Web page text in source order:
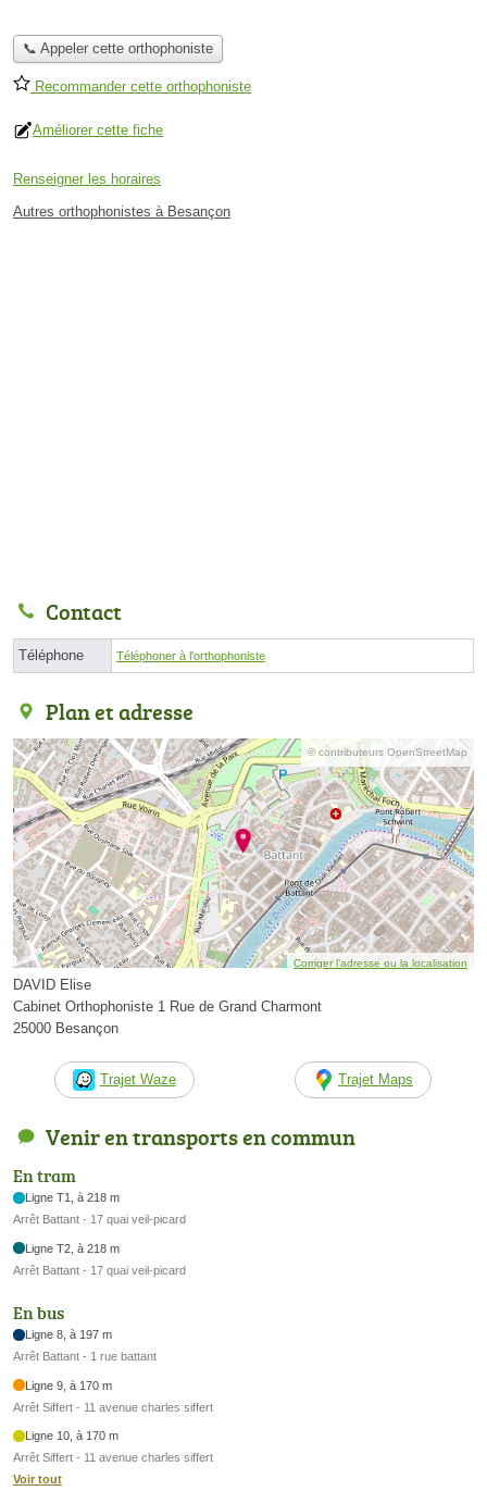
📞 Appeler cette orthophoniste
Recommander cette orthophoniste
Améliorer cette fiche
Renseigner les horaires
Autres orthophonistes à Besançon
Contact
Téléphone Téléphoner à l'orthophoniste
Plan et adresse
© contributeurs OpenStreetMap
Corriger l’adresse ou la localisation
DAVID Elise
Cabinet Orthophoniste 1 Rue de Grand Charmont
25000 Besançon
Trajet Waze Trajet Maps
Venir en transports en commun
En tram
Ligne T1, à 218 m
Arrêt Battant - 17 quai veil-picard
Ligne T2, à 218 m
Arrêt Battant - 17 quai veil-picard
En bus
Ligne 8, à 197 m
Arrêt Battant - 1 rue battant
Ligne 9, à 170 m
Arrêt Siffert - 11 avenue charles siffert
Ligne 10, à 170 m
Arrêt Siffert - 11 avenue charles siffert
Voir tout